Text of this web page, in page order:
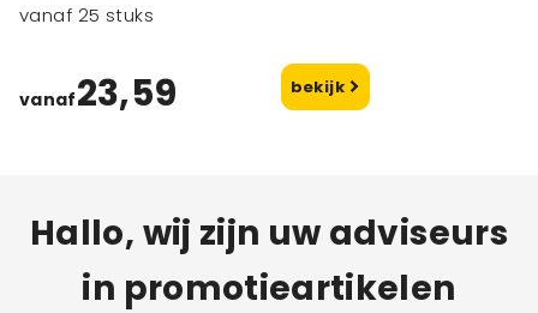
vanaf 25 stuks
vanaf23,59 bekijk
Hallo, wij zijn uw adviseurs
in promotieartikelen